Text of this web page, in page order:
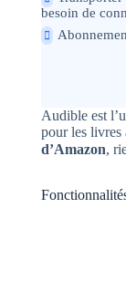
besoin de
Audible est
pour les livres
d’Amazon,